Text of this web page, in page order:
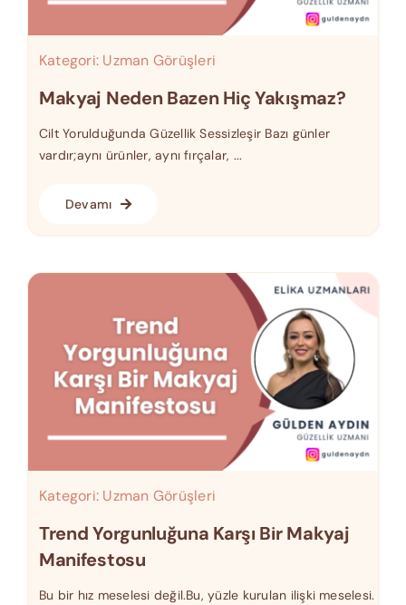
Kategori: Uzman Görüşleri
Makyaj Neden Bazen Hiç Yakışmaz?
Cilt Yorulduğunda Güzellik Sessizleşir Bazı günler
vardır;aynı ürünler, aynı fırçalar, ...
Devamı
Kategori: Uzman Görüşleri
Trend Yorgunluğuna Karşı Bir Makyaj
Manifestosu
Bu bir hız meselesi değil.Bu, yüzle kurulan ilişki meselesi.